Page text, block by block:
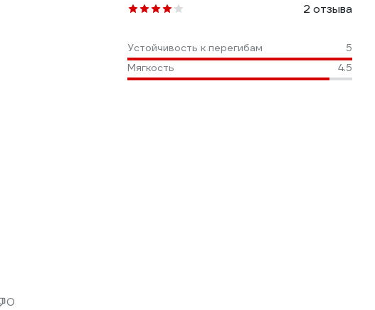
0
2 отзыва
Устойчивость к перегибам
5
Мягкость
4.5